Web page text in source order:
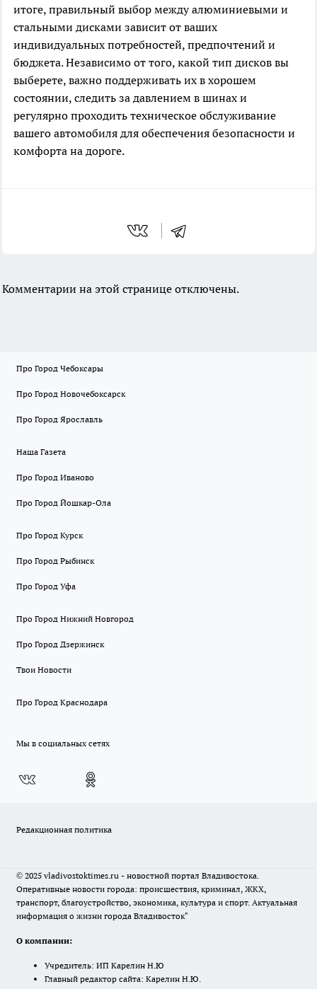
итоге, правильный выбор между алюминиевыми и
стальными дисками зависит от ваших
индивидуальных потребностей, предпочтений и
бюджета. Независимо от того, какой тип дисков вы
выберете, важно поддерживать их в хорошем
состоянии, следить за давлением в шинах и
регулярно проходить техническое обслуживание
вашего автомобиля для обеспечения безопасности и
комфорта на дороге.
Комментарии на этой странице отключены.
Про Город Чебоксары
Про Город Новочебоксарск
Про Город Ярославль
Наша Газета
Про Город Иваново
Про Город Йошкар-Ола
Про Город Курск
Про Город Рыбинск
Про Город Уфа
Про Город Нижний Новгород
Про Город Дзержинск
Твои Новости
Про Город Краснодара
Мы в социальных сетях
Редакционная политика
© 2025 vladivostoktimes.ru - новостной портал Владивостока.
Оперативные новости города: происшествия, криминал, ЖКХ,
транспорт, благоустройство, экономика, культура и спорт. Актуальная
информация о жизни города Владивосток"
О компании:
Учредитель: ИП Карелин Н.Ю
Главный редактор сайта: Карелин Н.Ю.